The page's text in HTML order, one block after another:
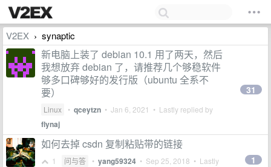
V2EX › synaptic
新电脑上装了 debian 10.1 用了两天，然后
我想放弃 debian 了，请推荐几个够稳软件
够多口碑够好的发行版（ubuntu 全系不
要）
Linux • qceytzn • Jan 6, 2021 • Lastly replied by
flynaj
31
如何去掉 csdn 复制粘贴带的链接
1 问与答 • yang59324 • Sep 25, 2018 • Lastly
1